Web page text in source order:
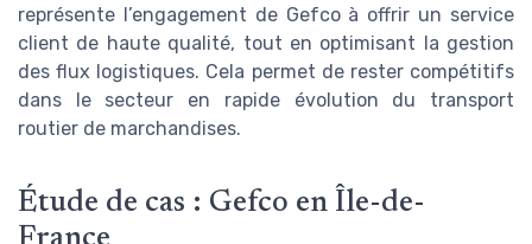
représente l’engagement de Gefco à offrir un service
client de haute qualité, tout en optimisant la gestion
des flux logistiques. Cela permet de rester compétitifs
dans le secteur en rapide évolution du transport
routier de marchandises.
Étude de cas : Gefco en Île-de-